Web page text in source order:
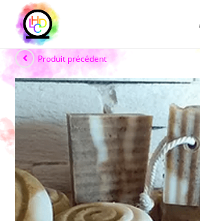
Produit précédent